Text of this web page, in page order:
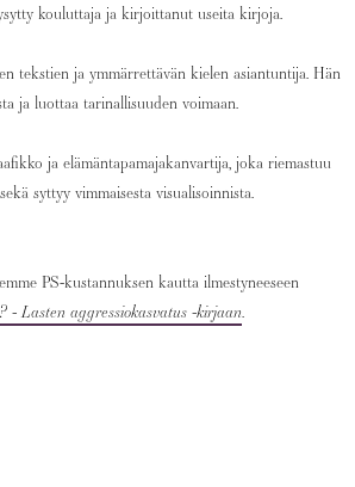
kouluttaja ja kirjoittanut useita kirjoja.
tekstien ja ymmärrettävän kielen asiantuntija. Hän
ja luottaa tarinallisuuden voimaan.
ja elämäntapamajakanvartija, joka riemastuu
syttyy vimmaisesta visualisoinnista.
PS-kustannuksen kautta ilmestyneeseen
- Lasten aggressiokasvatus -kirjaan.